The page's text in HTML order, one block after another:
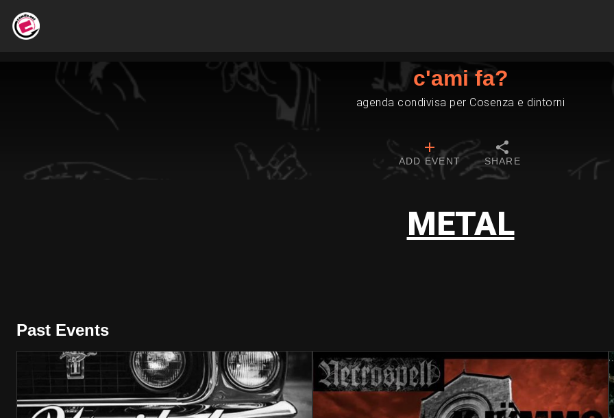
c'ami fa?
agenda condivisa per Cosenza e dintorni
ADD EVENT SHARE
METAL
Past Events